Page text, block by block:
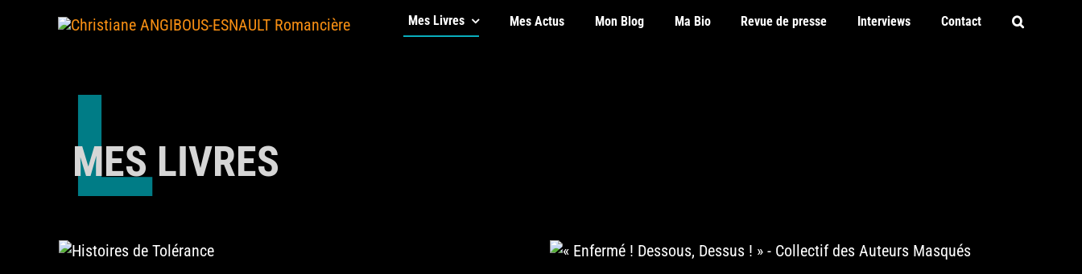
Mes Livres Mes Actus Mon Blog Ma Bio Revue de presse Interviews Contact
L
MES LIVRES